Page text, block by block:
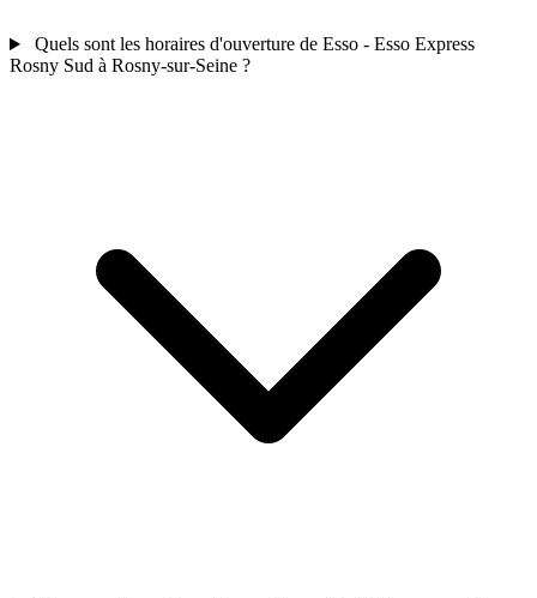
Quels sont les horaires d'ouverture de Esso - Esso Express
Rosny Sud à Rosny-sur-Seine ?